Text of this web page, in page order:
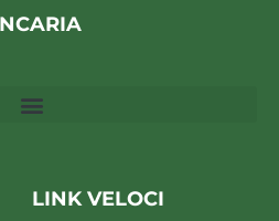
LINK VELOCI